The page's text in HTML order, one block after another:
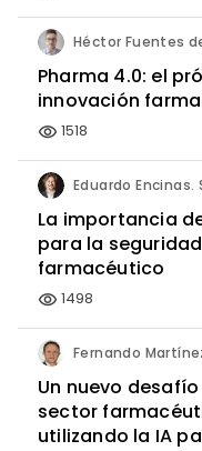
Pharma 4.0: el
innovación
visibility 1518
La importancia
para la
farmacéutico
visibility 1498
Un nuevo
sector
utilizando la IA